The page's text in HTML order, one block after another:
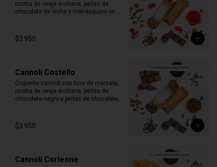
ricotta de oveja siciliana, perlas de
chocolate de leche y marrasquino en
$3.950
Cannoli Costello
Crujiente cannoli con licor de marsala,
ricotta de oveja siciliana, perlas de
chocolate negro y perlas de chocolate
$3.950
Cannoli Corleone